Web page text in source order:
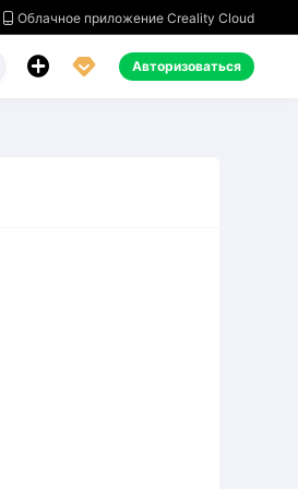
 Облачное приложение Creality Cloud
  Авторизоваться